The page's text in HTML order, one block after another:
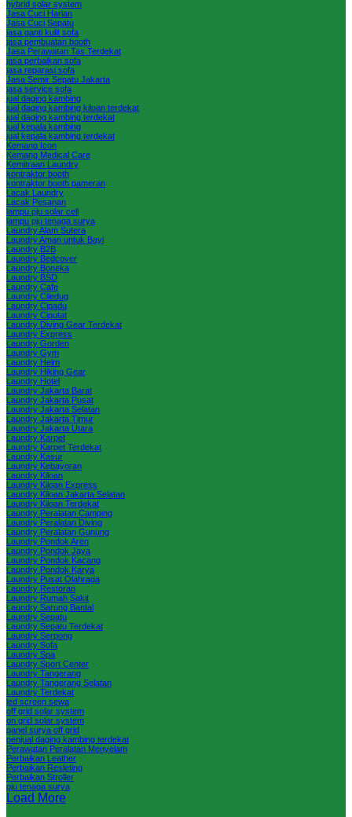
hybrid solar system
Jasa Cuci Harian
Jasa Cuci Sepatu
jasa ganti kulit sofa
jasa pembuatan booth
Jasa Perawatan Tas Terdekat
jasa perbaikan sofa
jasa reparasi sofa
Jasa Semir Sepatu Jakarta
jasa service sofa
jual daging kambing
jual daging kambing kiloan terdekat
jual daging kambing terdekat
jual kepala kambing
jual kepala kambing terdekat
Kemang Icon
Kemang Medical Care
Kemitraan Laundry
kontraktor booth
kontraktor booth pameran
Lacak Laundry
Lacak Pesanan
lampu pju solar cell
lampu pju tenaga surya
Laundry Alam Sutera
Laundry Aman untuk Bayi
Laundry B2B
Laundry Bedcover
Laundry Boneka
Laundry BSD
Laundry Cafe
Laundry Ciledug
Laundry Cipadu
Laundry Ciputat
Laundry Diving Gear Terdekat
Laundry Express
Laundry Gorden
Laundry Gym
Laundry Helm
Laundry Hiking Gear
Laundry Hotel
Laundry Jakarta Barat
Laundry Jakarta Pusat
Laundry Jakarta Selatan
Laundry Jakarta Timur
Laundry Jakarta Utara
Laundry Karpet
Laundry Karpet Terdekat
Laundry Kasur
Laundry Kebayoran
Laundry Kiloan
Laundry Kiloan Express
Laundry Kiloan Jakarta Selatan
Laundry Kiloan Terdekat
Laundry Peralatan Camping
Laundry Peralatan Diving
Laundry Peralatan Gunung
Laundry Pondok Aren
Laundry Pondok Jaya
Laundry Pondok Kacang
Laundry Pondok Karya
Laundry Pusat Olahraga
Laundry Restoran
Laundry Rumah Sakit
Laundry Sarung Bantal
Laundry Sepatu
Laundry Sepatu Terdekat
Laundry Serpong
Laundry Sofa
Laundry Spa
Laundry Sport Center
Laundry Tangerang
Laundry Tangerang Selatan
Laundry Terdekat
led screen sewa
off grid solar system
on grid solar system
panel surya off grid
penjual daging kambing terdekat
Perawatan Peralatan Menyelam
Perbaikan Leather
Perbaikan Resleting
Perbaikan Stroller
pju tenaga surya
Load More